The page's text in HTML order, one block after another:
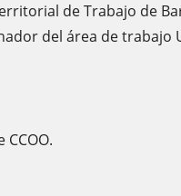
de Trabajo de
del área de trabajo
CCOO.